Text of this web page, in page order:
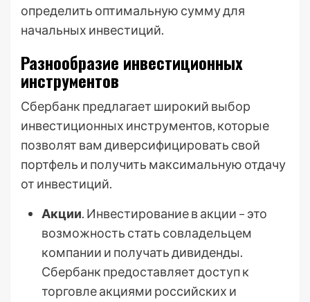
определить оптимальную сумму для
начальных инвестиций.
Разнообразие инвестиционных
инструментов
Сбербанк предлагает широкий выбор
инвестиционных инструментов, которые
позволят вам диверсифицировать свой
портфель и получить максимальную отдачу
от инвестиций.
Акции. Инвестирование в акции – это
возможность стать совладельцем
компании и получать дивиденды.
Сбербанк предоставляет доступ к
торговле акциями российских и